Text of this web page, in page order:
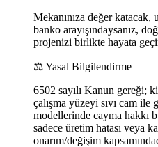
Mekanınıza değer katacak,
banko arayışındaysanız,
projenizi birlikte hayata
⚖️ Yasal Bilgilendirme
6502 sayılı Kanun gereği;
çalışma yüzeyi sıvı cam
modellerinde cayma hakkı
sadece üretim hatası veya
onarım/değişim